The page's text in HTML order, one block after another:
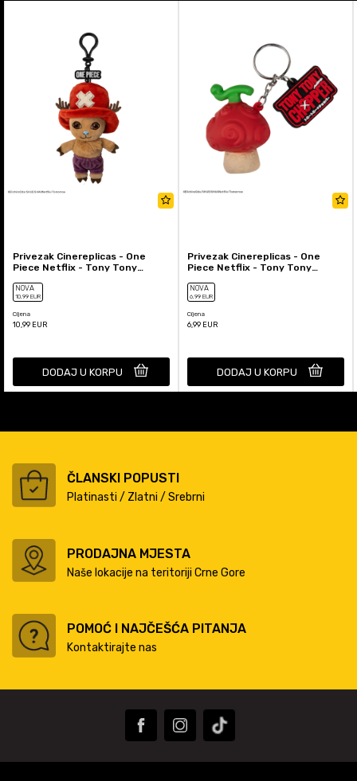
Privezak Cinereplicas - One
Piece Netflix - Tony Tony
NOVA
10,99 EUR
Cijena
10,99 EUR
DODAJ U KORPU
Privezak Cinereplicas - One
Piece Netflix - Tony Tony
NOVA
6,99 EUR
Cijena
6,99 EUR
DODAJ U KORPU
ČLANSKI POPUSTI
Platinasti / Zlatni / Srebrni
PRODAJNA MJESTA
Naše lokacije na teritoriji Crne Gore
POMOĆ I NAJČEŠĆA PITANJA
Kontaktirajte nas